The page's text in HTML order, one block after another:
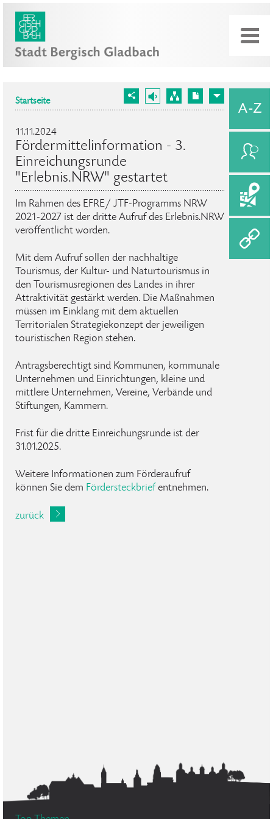
Startseite
11.11.2024
Fördermittelinformation - 3.
Einreichungsrunde
"Erlebnis.NRW" gestartet
Im Rahmen des EFRE/ JTF-Programms NRW
2021-2027 ist der dritte Aufruf des Erlebnis.NRW
veröffentlicht worden.
Mit dem Aufruf sollen der nachhaltige
Tourismus, der Kultur- und Naturtourismus in
den Tourismusregionen des Landes in ihrer
Attraktivität gestärkt werden. Die Maßnahmen
müssen im Einklang mit dem aktuellen
Territorialen Strategiekonzept der jeweiligen
touristischen Region stehen.
Antragsberechtigt sind Kommunen, kommunale
Unternehmen und Einrichtungen, kleine und
mittlere Unternehmen, Vereine, Verbände und
Stiftungen, Kammern.
Frist für die dritte Einreichungsrunde ist der
31.01.2025.
Weitere Informationen zum Förderaufruf
können Sie dem Fördersteckbriefentnehmen.
zurück